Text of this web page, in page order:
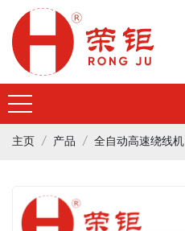
主页 产品 全自动高速绕线机